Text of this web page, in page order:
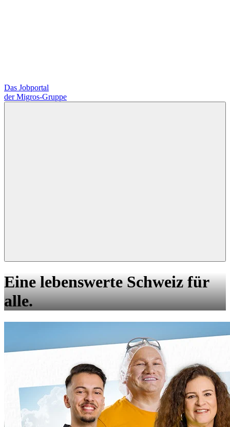
Das Jobportal
der Migros-Gruppe
Eine lebenswerte Schweiz für
alle.